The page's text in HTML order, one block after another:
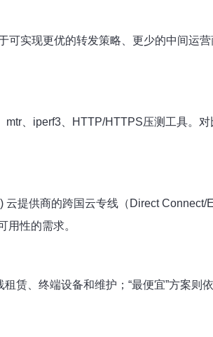
实现更优的转发策略、更少的中间运
、iperf3、HTTP/HTTPS压测工具。
提供商的跨国云专线（Direct Connect/
性的需求。
赁、终端设备和维护；“最便宜”方案则